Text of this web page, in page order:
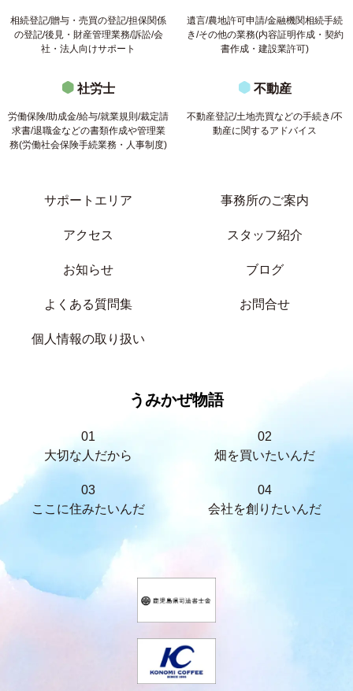
相続登記/贈与・売買の登記/担保関係
の登記/後見・財産管理業務/訴訟/会
社・法人向けサポート
遺言/農地許可申請/金融機関相続手続
き/その他の業務(内容証明作成・契約
書作成・建設業許可)
社労士
労働保険/助成金/給与/就業規則/裁定請
求書/退職金などの書類作成や管理業
務(労働社会保険手続業務・人事制度)
不動産
不動産登記/土地売買などの手続き/不
動産に関するアドバイス
サポートエリア 事務所のご案内
アクセス スタッフ紹介
お知らせ ブログ
よくある質問集 お問合せ
個人情報の取り扱い
うみかぜ物語
01
大切な人だから
02
畑を買いたいんだ
03
ここに住みたいんだ
04
会社を創りたいんだ